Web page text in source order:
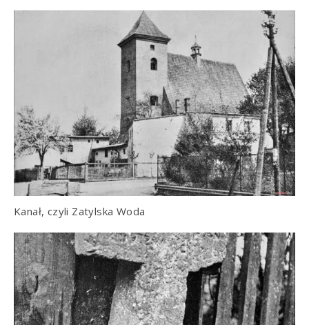
Kanał, czyli Zatylska Woda